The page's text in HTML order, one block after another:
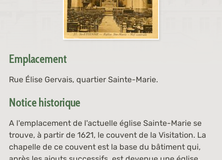
Emplacement
Rue Élise Gervais, quartier Sainte-Marie.
Notice historique
A l'emplacement de l'actuelle église Sainte-Marie se
trouve, à partir de 1621, le couvent de la Visitation. La
chapelle de ce couvent est la base du bâtiment qui,